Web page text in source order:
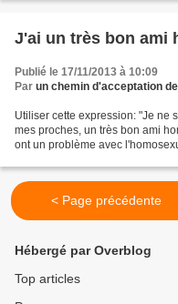
J'ai un très bon ami
Publié le 17/11/2013 à 10:09
Par un chemin d'acceptation
Utiliser cette expression: "Je ne
mes proches, un très bon ami
ont un problème avec
< Page précédente
Hébergé par Overblog
Top articles